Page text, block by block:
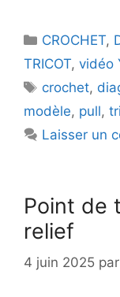
Catégories
CROCHET,
TRICOT, vidéo
Étiquettes
crochet,
modèle, pull,
Laisser un
Point de
relief
4 juin 2025 par